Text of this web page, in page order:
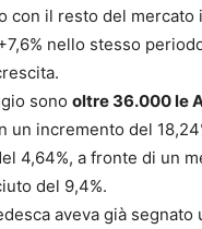
con il resto del
nello stesso
sono oltre 36.000 le
un incremento del
4,64%, a fronte di un
del 9,4%.
aveva già segnato